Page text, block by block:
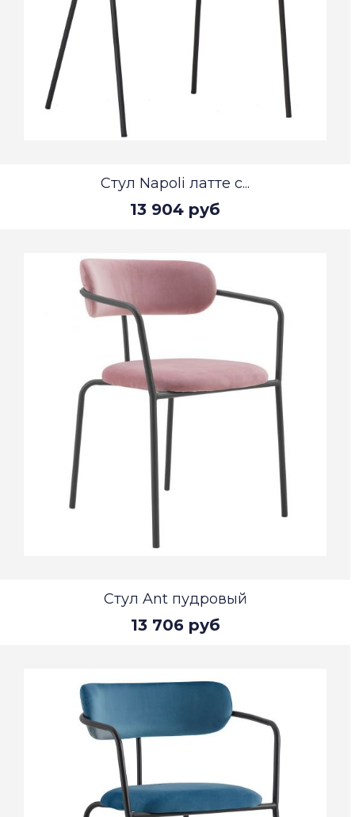
Стул Napoli латте с...
13 904 руб
Стул Ant пудровый
13 706 руб